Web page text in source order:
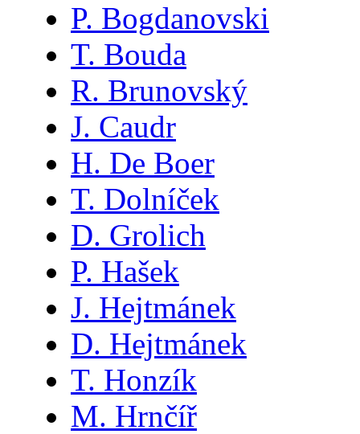
P. Bogdanovski
T. Bouda
R. Brunovský
J. Caudr
H. De Boer
T. Dolníček
D. Grolich
P. Hašek
J. Hejtmánek
D. Hejtmánek
T. Honzík
M. Hrnčíř